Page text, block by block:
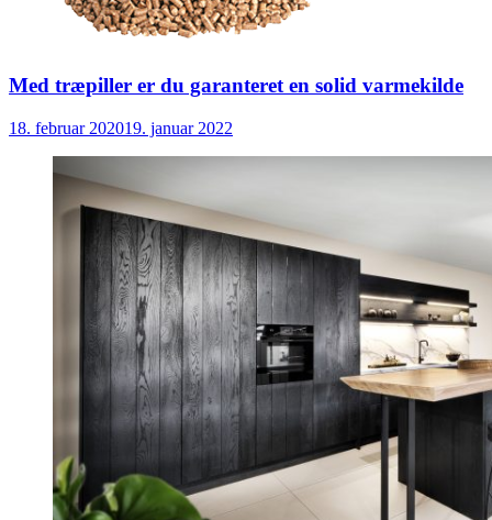
Med træpiller er du garanteret en solid varmekilde
18. februar 202019. januar 2022